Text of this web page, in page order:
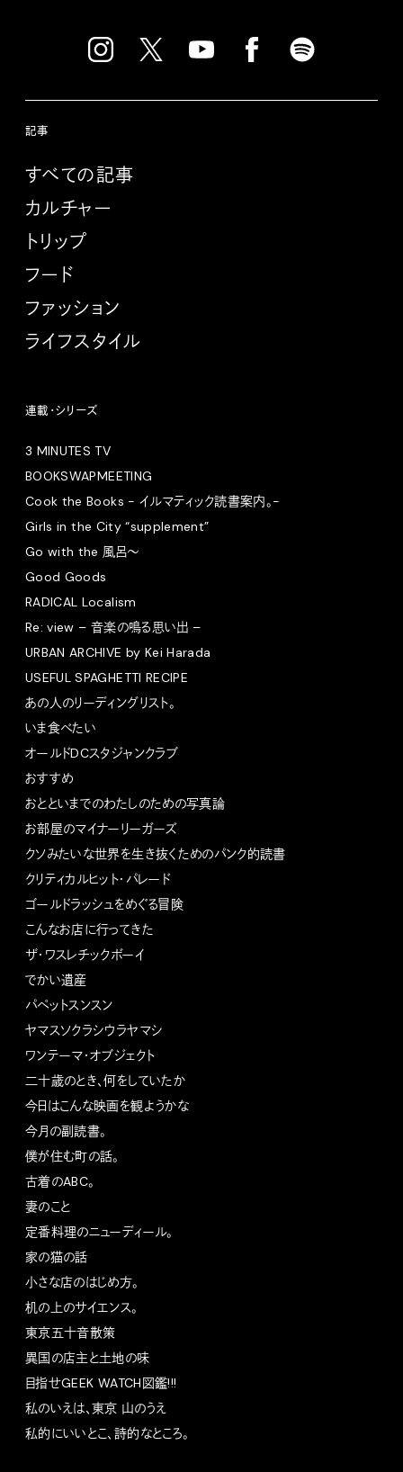
記事
すべての記事
カルチャー
トリップ
フード
ファッション
ライフスタイル
連載・シリーズ
3 MINUTES TV
BOOKSWAPMEETING
Cook the Books - イルマティック読書案内。-
Girls in the City “supplement”
Go with the 風呂〜
Good Goods
RADICAL Localism
Re: view – 音楽の鳴る思い出 –
URBAN ARCHIVE by Kei Harada
USEFUL SPAGHETTI RECIPE
あの人のリーディングリスト。
いま食べたい
オールドDCスタジャンクラブ
おすすめ
おとといまでのわたしのための写真論
お部屋のマイナーリーガーズ
クソみたいな世界を生き抜くためのパンク的読書
クリティカルヒット・パレード
ゴールドラッシュをめぐる冒険
こんなお店に行ってきた
ザ・ワスレチックボーイ
でかい遺産
パペットスンスン
ヤマスソクラシウラヤマシ
ワンテーマ・オブジェクト
二十歳のとき、何をしていたか
今日はこんな映画を観ようかな
今月の副読書。
僕が住む町の話。
古着のABC。
妻のこと
定番料理のニューディール。
家の猫の話
小さな店のはじめ方。
机の上のサイエンス。
東京五十音散策
異国の店主と土地の味
目指せGEEK WATCH図鑑!!!
私のいえは、東京 山のうえ
私的にいいとこ、詩的なところ。